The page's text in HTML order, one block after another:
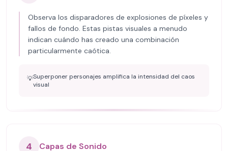
Observa los disparadores de explosiones de píxeles y
fallos de fondo. Estas pistas visuales a menudo
indican cuándo has creado una combinación
particularmente caótica.
💡Superponer personajes amplifica la intensidad del caos
visual
4 Capas de Sonido